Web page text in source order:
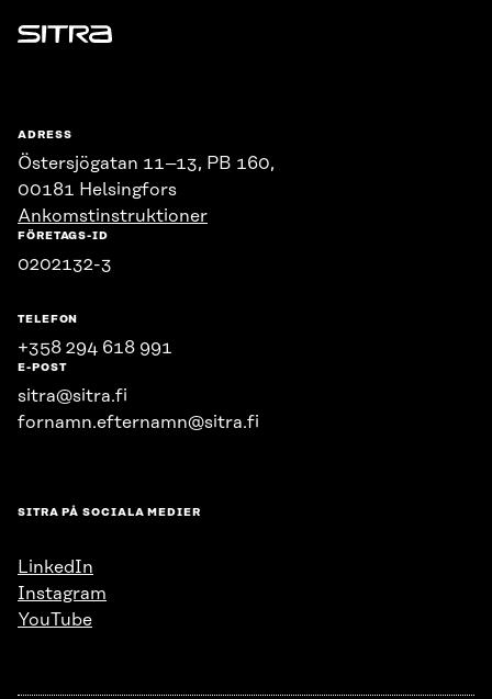
Sitra
ADRESS
Östersjögatan 11–13, PB 160,
00181 Helsingfors
Ankomstinstruktioner
FÖRETAGS-ID
0202132-3
TELEFON
+358 294 618 991
E-POST
sitra@sitra.fi
fornamn.efternamn@sitra.fi
SITRA PÅ SOCIALA MEDIER
LinkedIn
Instagram
YouTube